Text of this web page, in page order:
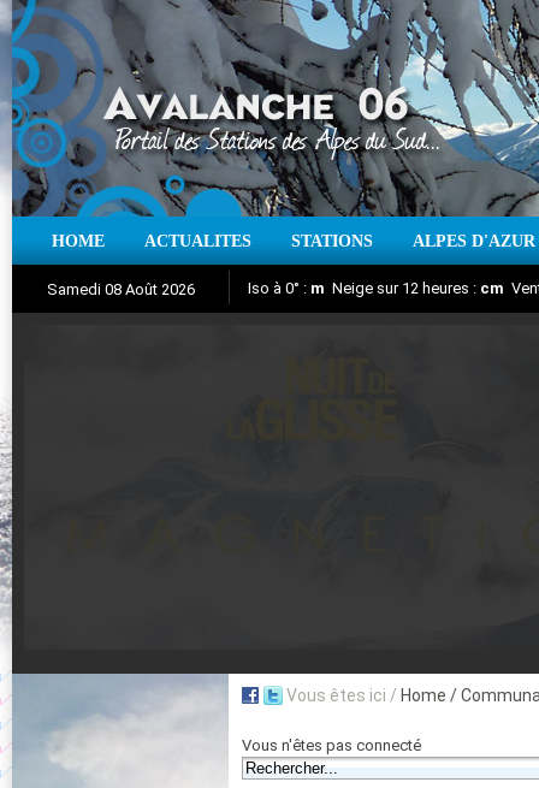
HOME ACTUALITES STATIONS ALPES D'AZUR
Samedi 08 Août 2026 Iso à 0° : m Neige sur 12 heures : cm
Vous êtes ici / Home /
Vous n'êtes pas connecté